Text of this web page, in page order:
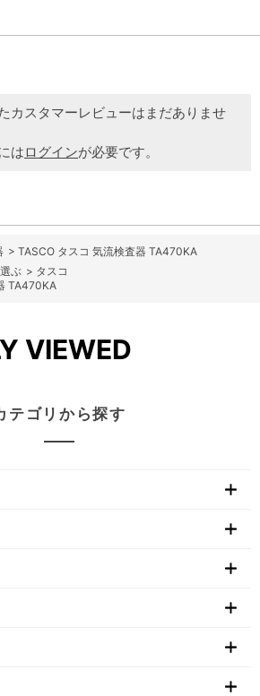
カスタマーレビューはまだありませ
はログインが必要です。
> TASCO タスコ 気流検査器 TA470KA
ぶ > タスコ
TA470KA
VIEWED
テゴリから探す